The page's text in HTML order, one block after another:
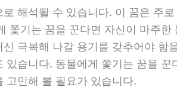
해석될 수 있습니다. 이 꿈은 주
쫓기는 꿈을 꾼다면 자신이 마주
극복해 나갈 용기를 갖추어야
있습니다. 동물에게 쫓기는 꿈을
고민해 볼 필요가 있습니다.